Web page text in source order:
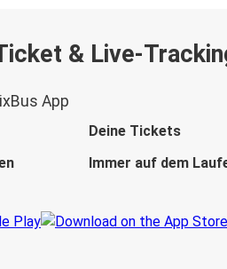
& Live-
App
Deine Tickets
Immer auf dem